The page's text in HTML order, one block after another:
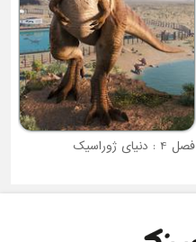
فصل 4 : دنیای ژوراسیک